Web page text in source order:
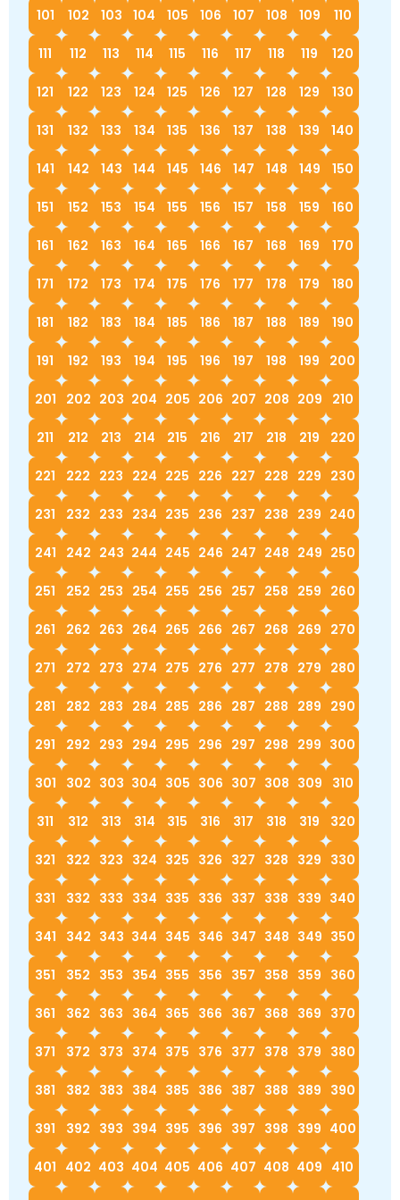
101 102 103 104 105 106 107 108 109 110
111 112 113 114 115 116 117 118 119 120
121 122 123 124 125 126 127 128 129 130
131 132 133 134 135 136 137 138 139 140
141 142 143 144 145 146 147 148 149 150
151 152 153 154 155 156 157 158 159 160
161 162 163 164 165 166 167 168 169 170
171 172 173 174 175 176 177 178 179 180
181 182 183 184 185 186 187 188 189 190
191 192 193 194 195 196 197 198 199 200
201 202 203 204 205 206 207 208 209 210
211 212 213 214 215 216 217 218 219 220
221 222 223 224 225 226 227 228 229 230
231 232 233 234 235 236 237 238 239 240
241 242 243 244 245 246 247 248 249 250
251 252 253 254 255 256 257 258 259 260
261 262 263 264 265 266 267 268 269 270
271 272 273 274 275 276 277 278 279 280
281 282 283 284 285 286 287 288 289 290
291 292 293 294 295 296 297 298 299 300
301 302 303 304 305 306 307 308 309 310
311 312 313 314 315 316 317 318 319 320
321 322 323 324 325 326 327 328 329 330
331 332 333 334 335 336 337 338 339 340
341 342 343 344 345 346 347 348 349 350
351 352 353 354 355 356 357 358 359 360
361 362 363 364 365 366 367 368 369 370
371 372 373 374 375 376 377 378 379 380
381 382 383 384 385 386 387 388 389 390
391 392 393 394 395 396 397 398 399 400
401 402 403 404 405 406 407 408 409 410